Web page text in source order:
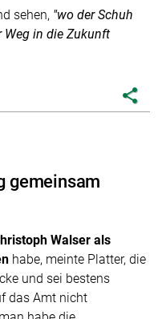
sehen, "wo der Schuh
Weg in die Zukunft
share
gemeinsam
Walser als
habe, meinte Platter, die
und sei bestens
das Amt nicht